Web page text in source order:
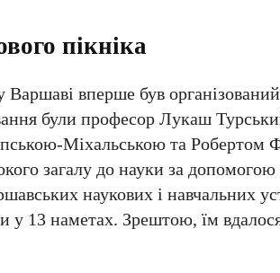
пікніка
вперше був
були професор Лукаш
Міхальською та Робертом
загалу до науки за
наукових і навчальних
у 13 наметах. Зрештою, їм